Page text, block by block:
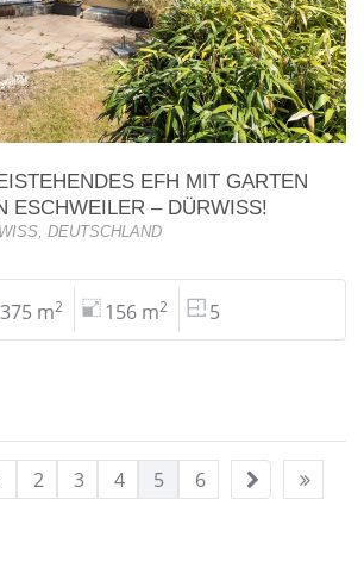
EFH MIT GARTEN
ESCHWEILER – DÜRWISS!
DEUTSCHLAND
375 m2 156 m2 5
2 3 4 5 6